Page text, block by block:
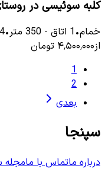
کلبه سوئیسی در
خمام•
1 اتاق -
350 متر•
4
از۴٬۵۰۰٬۰۰۰ تومان
1
2
بعدی
سپنجا
درباره ماتماس با مامجله